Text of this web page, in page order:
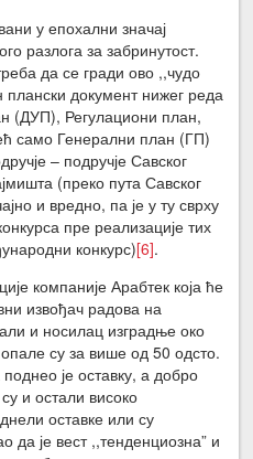
у епохални значај
разлога за забринутост.
да се гради ово ,,чудо
плански документ нижег реда
(ДУП), Регулациони план,
само Генерални план (ГП)
– подручје Савског
(преко пута Савског
и вредно, па је у ту сврху
пре реализације тих
конкурс)[6].
компаније Арабтек која ће
извођач радова на
и носилац изградње око
су за више од 50 одсто.
је оставку, а добро
и остали високо
оставке или су
да је вест ,,тенденциозна” и